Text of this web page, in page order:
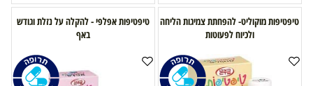
טיפטיפות מוקוליט- להפחתת צמיגות הליחה
ולכיוח לפעוטות
טיפטיפות אפלפי - להקלה על נזלת וגודש
באף